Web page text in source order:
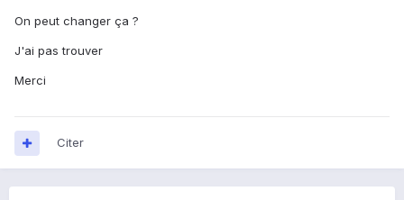
On peut changer ça ?
J'ai pas trouver
Merci
Citer